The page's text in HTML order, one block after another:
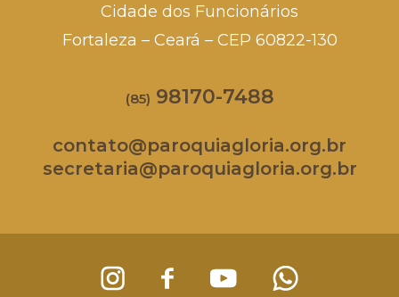
Cidade dos Funcionários
Fortaleza – Ceará – CEP 60822-130
(85) 98170-7488
contato@paroquiagloria.org.br
secretaria@paroquiagloria.org.br